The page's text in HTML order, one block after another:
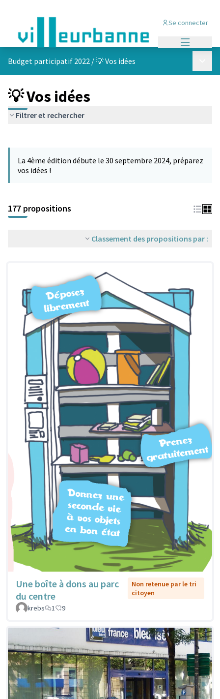
Se connecter
Budget participatif 2022 /💡 Vos idées
💡 Vos idées
Filtrer et rechercher
−
La 4ème édition débute le 30 septembre 2024, préparez
vos idées !
177 propositions
Classement des propositions par :
Une boîte à dons au parc
du centre
Non retenue par le tri
citoyen
krebs
1 9